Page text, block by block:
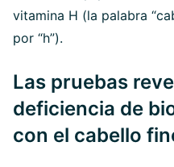
vitamina H (la palabra
por “h”).
Las pruebas
deficiencia de
con el cabello